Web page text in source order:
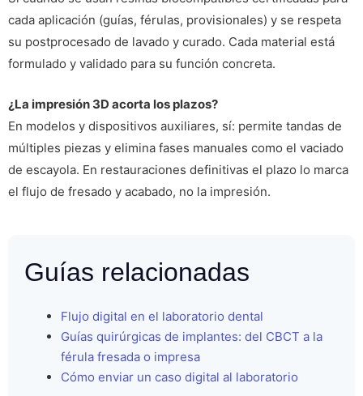
cada aplicación (guías, férulas, provisionales) y se respeta
su postprocesado de lavado y curado. Cada material está
formulado y validado para su función concreta.
¿La impresión 3D acorta los plazos?
En modelos y dispositivos auxiliares, sí: permite tandas de
múltiples piezas y elimina fases manuales como el vaciado
de escayola. En restauraciones definitivas el plazo lo marca
el flujo de fresado y acabado, no la impresión.
Guías relacionadas
Flujo digital en el laboratorio dental
Guías quirúrgicas de implantes: del CBCT a la
férula fresada o impresa
Cómo enviar un caso digital al laboratorio